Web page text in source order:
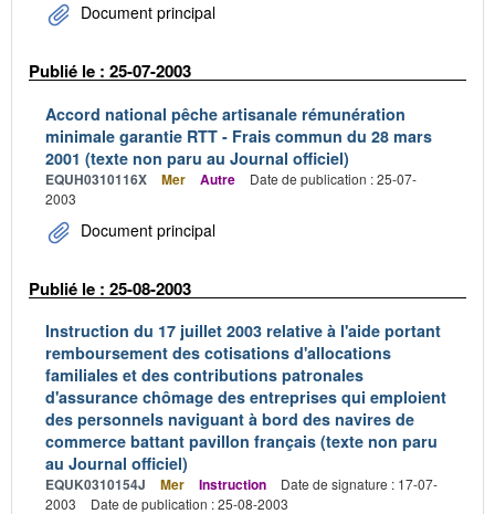
Document principal
Publié le : 25-07-2003
Accord national pêche artisanale rémunération
minimale garantie RTT - Frais commun du 28 mars
2001 (texte non paru au Journal officiel)
EQUH0310116X Mer Autre
Date de publication : 25-07-
2003
Document principal
Publié le : 25-08-2003
Instruction du 17 juillet 2003 relative à l'aide portant
remboursement des cotisations d'allocations
familiales et des contributions patronales
d'assurance chômage des entreprises qui emploient
des personnels naviguant à bord des navires de
commerce battant pavillon français (texte non paru
au Journal officiel)
EQUK0310154J Mer Instruction
Date de signature : 17-07-
2003
Date de publication : 25-08-2003